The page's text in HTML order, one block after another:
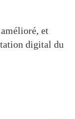
et
digital du